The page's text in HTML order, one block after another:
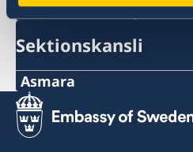
sbs.eritrea@gov.se
Sektionskansli
Asmara
Telefon:
+291 1 12 65 66